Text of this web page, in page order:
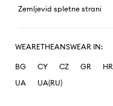
Zemljevid spletne strani
WEARETHEANSWEAR IN:
BG CY CZ GR HR
UA
UA(RU)